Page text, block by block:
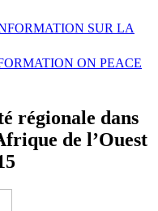
SUR LA
ON PEACE
régionale dans
de l’Ouest